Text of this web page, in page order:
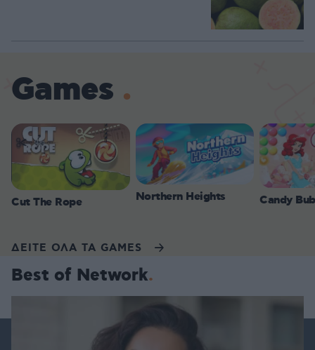
Games
Cut The Rope Northern Heights Candy
ΔΕΙΤΕ ΟΛΑ ΤΑ GAMES
Best of Network